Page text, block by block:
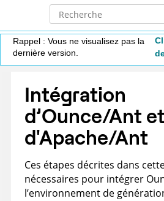
Rappel : Vous ne visualisez pas la
dernière version.
Intégration
d’Ounce/Ant et
d'Apache/Ant
Ces étapes décrites dans
nécessaires pour intégrer
l’environnement de